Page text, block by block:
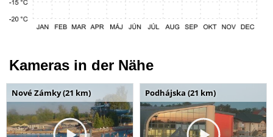
Kameras in der Nähe
Nové Zámky (21 km) Podhájska (21 km)